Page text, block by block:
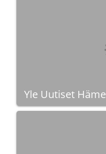
Yle Uutiset Häme